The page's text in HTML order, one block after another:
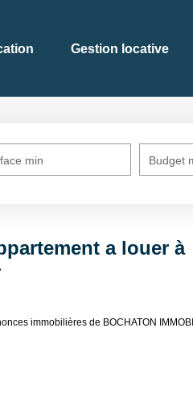
Gestion locative
min Budget
a louer à
immobilières de BOCHATON